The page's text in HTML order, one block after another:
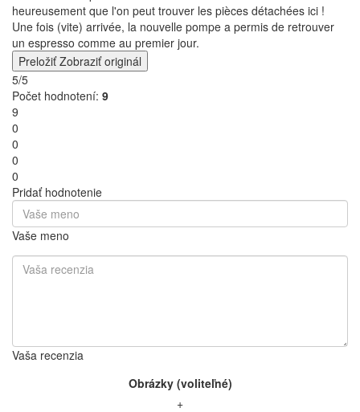
Overený zákazník
18.01.2024
Náhradní pumpička co pasuje přesně jako originál co je s
výrobkem staresso dodáván
Náhradní pumpička co pasuje přesně jako originál co je s
výrobkem staresso dodáván
• Hodnotené na
Fanny
14.01.2024
Nehoda, ktorá sa stala príliš rýchlo, vyradila Staresso z
prevádzky... našťastie tu nájdete náhradné diely! Keď nové
čerpadlo dorazilo (rýchlo), mohli sme si vychutnať espresso ako v
prvý deň.
Un accident trop vite arrivé a décommissioné la Staresso...
heureusement que l'on peut trouver les pièces détachées ici !
Une fois (vite) arrivée, la nouvelle pompe a permis de retrouver
un espresso comme au premier jour.
0